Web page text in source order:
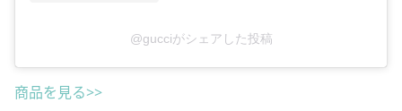
@gucciがシェアした投稿
商品を見る>>